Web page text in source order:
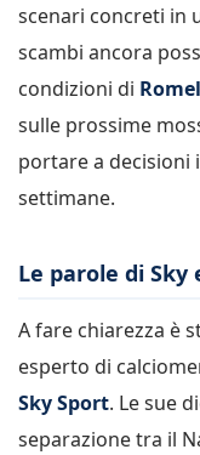
scenari concreti in
scambi ancora
condizioni di
sulle prossime
portare a decisioni
settimane.
Le parole di Sky
A fare chiarezza è
esperto di
Sky Sport. Le sue
separazione tra il